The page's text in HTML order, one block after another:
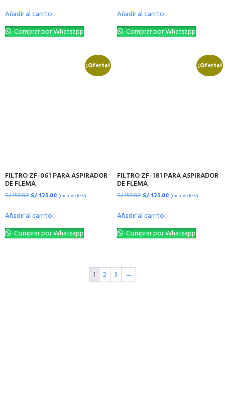
Añadir al carrito
Comprar por Whatsapp
Añadir al carrito
Comprar por Whatsapp
¡Oferta!
FILTRO ZF-061 PARA ASPIRADOR
DE FLEMA
S/150.00 S/ 125.00 (incluye IGV)
Añadir al carrito
Comprar por Whatsapp
¡Oferta!
FILTRO ZF-181 PARA ASPIRADOR
DE FLEMA
S/150.00 S/125.00 (incluye IGV)
Añadir al carrito
Comprar por Whatsapp
1 2 3 →